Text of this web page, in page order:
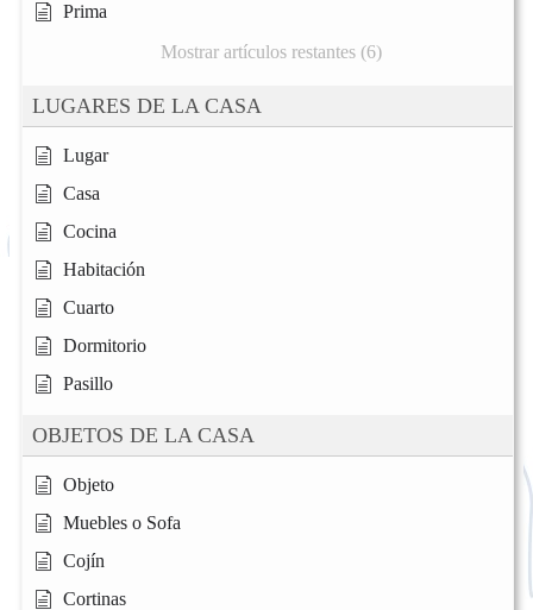
Prima
Mostrar artículos restantes (6)
LUGARES DE LA CASA
Lugar
Casa
Cocina
Habitación
Cuarto
Dormitorio
Pasillo
OBJETOS DE LA CASA
Objeto
Muebles o Sofa
Cojín
Cortinas